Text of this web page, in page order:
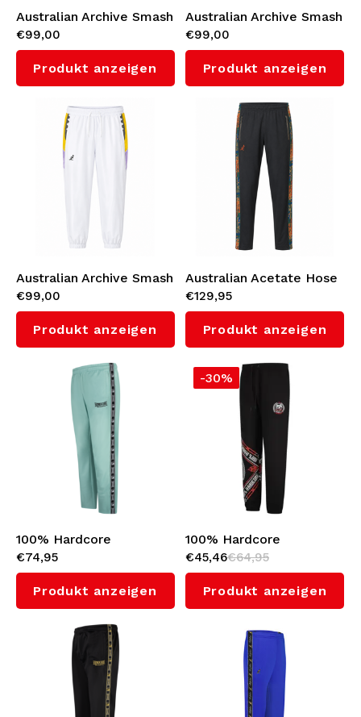
Australian Archive Smash
Hose (Native/Black)
€99,00
Produkt anzeigen
Australian Archive Smash
Hose (Native/Blue)
€99,00
Produkt anzeigen
Australian Archive Smash
Hose (Native/White)
€99,00
Produkt anzeigen
Australian Acetate Hose
(Nebula)
€129,95
Produkt anzeigen
100% Hardcore
Trainingshose 'Essential'
(Mint)
€74,95
Produkt anzeigen
-30%
100% Hardcore
Jogginghose 'Bandana'
€45,46€64,95
Produkt anzeigen